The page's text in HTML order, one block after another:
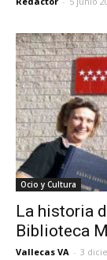
Ocio y Cultura
La historia
Biblioteca
Vallecas VA - 3